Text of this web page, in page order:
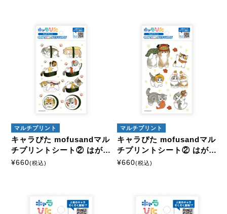
マルチプリント
キャラぴた mofusandマル
チプリントシート② はがき
1
¥660(税込)
マルチプリント
キャラぴた mofusandマル
チプリントシート② はがき
2
¥660(税込)